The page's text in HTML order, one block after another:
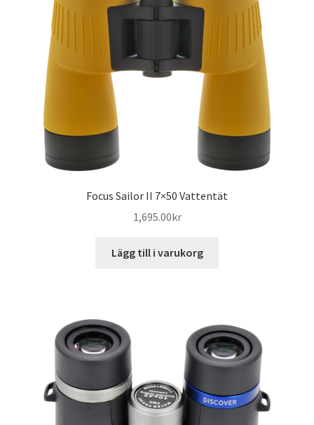
Focus Sailor II 7×50 Vattentät
1,695.00kr
Lägg till i varukorg